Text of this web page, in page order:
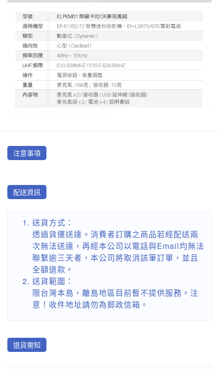
注意事項
配送資訊
送貨方式：
透過貨運送達。消費者訂購之商品若經配送兩
次無法送達，再經本公司以電話與Email均無法
聯繫逾三天者，本公司將取消該筆訂單，並且
全額退款。
送貨範圍：
限台灣本島，離島地區目前暫不提供服務。注
意！收件地址請勿為郵政信箱。
退貨需知